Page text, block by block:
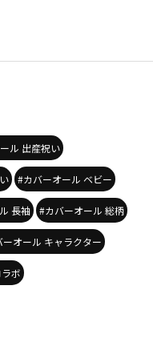
ル 出産祝い
#カバーオール ベビー
長袖 #カバーオール 総柄
ーオール キャラクター
ボ